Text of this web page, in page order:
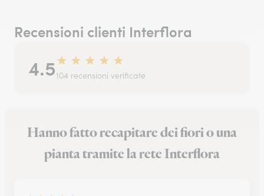
Recensioni clienti Interflora
4.5★ ★ ★ ★ ★
104 recensioni verificate
Hanno fatto recapitare dei fiori o una
pianta tramite la rete Interflora